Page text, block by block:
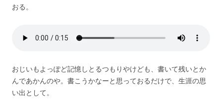
おる。
おじいもよっぽど記憶しとるつもりやけども、書いて残いとか
んであかんのや。書こうかなーと思っておるだけで、生涯の思
い出として。